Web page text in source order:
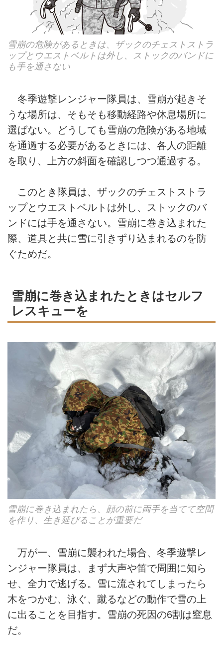
雪崩の危険があるときは、ザックのチェストストラ
ップとウエストベルトは外し、ストックのバンドに
も手を通さない
冬季遊撃レンジャー隊員は、雪崩が起きそ
うな場所は、そもそも移動経路や休息場所に
選ばない。どうしても雪崩の危険がある地域
を通過する必要があるときには、各人の距離
を取り、上方の斜面を確認しつつ通過する。
このとき隊員は、ザックのチェストストラ
ップとウエストベルトは外し、ストックのバ
ンドには手を通さない。雪崩に巻き込まれた
際、道具と共に雪に引きずり込まれるのを防
ぐためだ。
雪崩に巻き込まれたときはセルフ
レスキューを
雪崩に巻き込まれたら、顔の前に両手を当てて空間
を作り、生き延びることが重要だ
万が一、雪崩に襲われた場合、冬季遊撃レ
ンジャー隊員は、まず大声や笛で周囲に知ら
せ、全力で逃げる。雪に流されてしまったら
木をつかむ、泳ぐ、蹴るなどの動作で雪の上
に出ることを目指す。雪崩の死因の6割は窒息
だ。